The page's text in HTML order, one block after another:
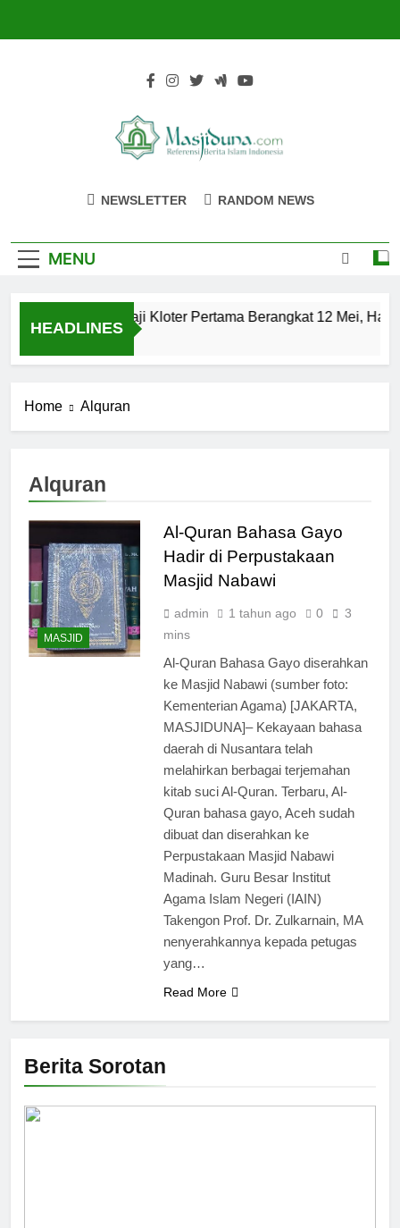
Masjiduna
NEWSLETTER RANDOM NEWS
MENU
HEADLINES
Calon Jemaah Haji Kloter Pertama Berangkat 12 Mei, Hati-
Home Alquran
Berita Sorotan
Alquran
MASJID
Al-Quran Bahasa Gayo
Hadir di Perpustakaan
Masjid Nabawi
admin 1 tahun ago 0
3
mins
Al-Quran Bahasa Gayo diserahkan
ke Masjid Nabawi (sumber foto:
Kementerian Agama) [JAKARTA,
MASJIDUNA]– Kekayaan bahasa
daerah di Nusantara telah
melahirkan berbagai terjemahan
kitab suci Al-Quran. Terbaru, Al-
Quran bahasa gayo, Aceh sudah
dibuat dan diserahkan ke
Perpustakaan Masjid Nabawi
Madinah. Guru Besar Institut
Agama Islam Negeri (IAIN)
Takengon Prof. Dr. Zulkarnain, MA
nenyerahkannya kepada petugas
yang…
Read More